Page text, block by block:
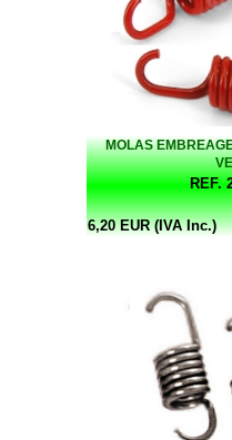
MOLAS
REF.
6,20 EUR (IVA Inc.)